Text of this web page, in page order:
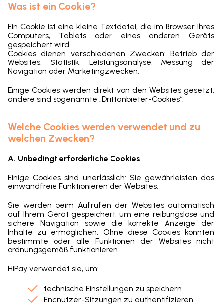
Was ist ein Cookie?
Ein Cookie ist eine kleine Textdatei, die im Browser Ihres
Computers, Tablets oder eines anderen Geräts
gespeichert wird.
Cookies dienen verschiedenen Zwecken: Betrieb der
Websites, Statistik, Leistungsanalyse, Messung der
Navigation oder Marketingzwecken.
Einige Cookies werden direkt von den Websites gesetzt;
andere sind sogenannte „Drittanbieter-Cookies“.
Welche Cookies werden verwendet und zu
welchen Zwecken?
A. Unbedingt erforderliche Cookies
Einige Cookies sind unerlässlich: Sie gewährleisten das
einwandfreie Funktionieren der Websites.
Sie werden beim Aufrufen der Websites automatisch
auf Ihrem Gerät gespeichert, um eine reibungslose und
sichere Navigation sowie die korrekte Anzeige der
Inhalte zu ermöglichen. Ohne diese Cookies könnten
bestimmte oder alle Funktionen der Websites nicht
ordnungsgemäß funktionieren.
HiPay verwendet sie, um:
technische Einstellungen zu speichern
Endnutzer-Sitzungen zu authentifizieren